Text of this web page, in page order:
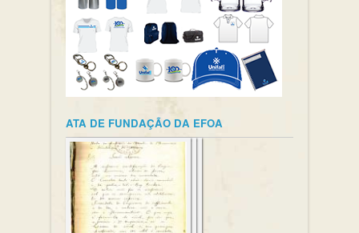
ATA DE FUNDAÇÃO DA EFOA